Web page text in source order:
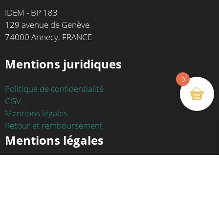
IDEM - BP 183
129 avenue de Genève
74000 Annecy, FRANCE
Mentions juridiques
Politique de confidentialité
CGV
Mentions légales
Retour et remboursement
Mentions légales
0